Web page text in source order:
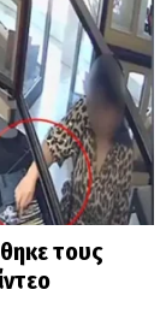
τους